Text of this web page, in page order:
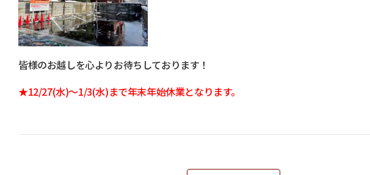
皆様のお越しを心よりお待ちしております！
★12/27(水)～1/3(水)まで年末年始休業となります。